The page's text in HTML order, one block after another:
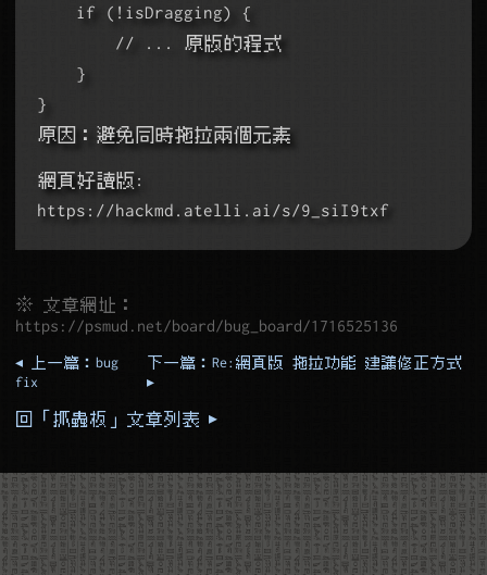
    if (!isDragging) {
        // ... 原版的程式
    }
}
原因：避免同時拖拉兩個元素
網頁好讀版:
https://hackmd.atelli.ai/s/9_siI9txf
※ 文章網址：
https://psmud.net/board/bug_board/1716525136
◂ 上一篇：bug
fix
下一篇：Re:網頁版 拖拉功能 建議修正方式
▸
回「抓蟲板」文章列表 ▸